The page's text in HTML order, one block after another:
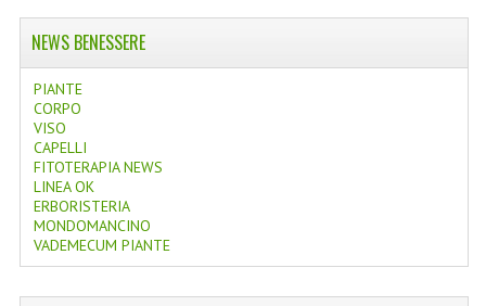
NEWS BENESSERE
PIANTE
CORPO
VISO
CAPELLI
FITOTERAPIA NEWS
LINEA OK
ERBORISTERIA
MONDOMANCINO
VADEMECUM PIANTE